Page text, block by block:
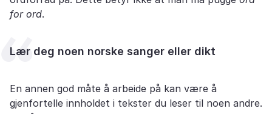
for ord.
Lær deg noen norske sanger eller dikt
En annen god måte å arbeide på kan være å
gjenfortelle innholdet i tekster du leser til noen andre.